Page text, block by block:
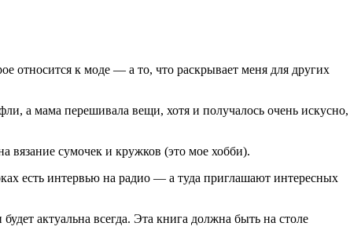
относится к моде — а то, что раскрывает меня для других
а мама перешивала вещи, хотя и получалось очень искусно,
вязание сумочек и кружков (это мое хобби).
есть интервью на радио — а туда приглашают интересных
актуальна всегда. Эта книга должна быть на столе